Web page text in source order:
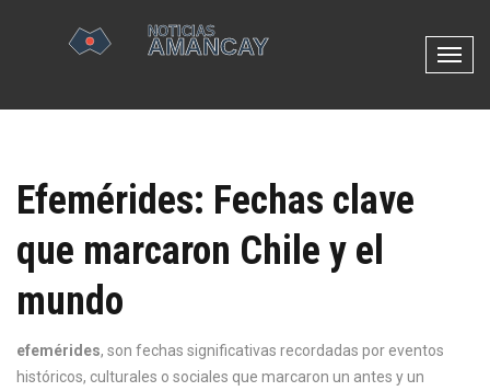
N
v
Efemérides: Fechas clave
que marcaron Chile y el
mundo
efemérides, son fechas significativas recordadas por eventos
históricos, culturales o sociales que marcaron un antes y un